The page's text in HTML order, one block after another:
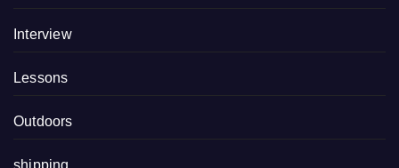
Interview
Lessons
Outdoors